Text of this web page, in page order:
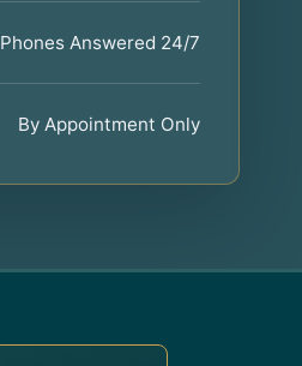
Phones Answered 24/7
By Appointment Only